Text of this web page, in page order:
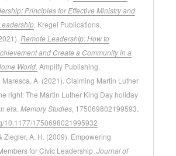
Principles for Effective Ministry and
. Kregel Publications.
Remote Leadership: How to
and Create a Community in a
World. Amplify Publishing.
Maresca, A. (2021). Claiming Martin Luther
right: The Martin Luther King Day holiday
era. Memory Studies , 175069802199593.
10.1177/1750698021995932
Ziegler, A. H. (2009). Empowering
for Civic Leadership. Journal of